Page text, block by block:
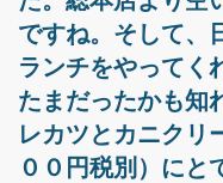
料 理
施 設
アクセス
ブログ
ENGLISH
ですね。そして、
ランチをやってく
たまだったかも知
レカツとカニクリ
００円税別）にと